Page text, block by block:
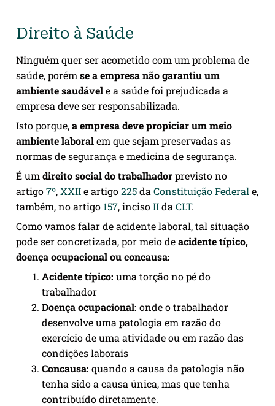
Direito à Saúde
Ninguém quer ser acometido com um problema de
saúde, porém se a empresa não garantiu um
ambiente saudávele a saúde foi prejudicada a
empresa deve ser responsabilizada.
Isto porque,a empresa deve propiciar um meio
ambiente laboralem que sejam preservadas as
normas de segurança e medicina de segurança.
É um direito social do trabalhadorprevisto no
artigo7º, XXIIe artigo225da Constituição Federal e,
também, no artigo 157, incisoIIda CLT.
Como vamos falar de acidente laboral, tal situação
pode ser concretizada, por meio deacidente típico,
doença ocupacional ou concausa:
Acidente típico: uma torção no pé do
trabalhador
Doença ocupacional: onde o trabalhador
desenvolve uma patologia em razão do
exercício de uma atividade ou em razão das
condições laborais
Concausa: quando a causa da patologia não
tenha sido a causa única, mas que tenha
contribuído diretamente.